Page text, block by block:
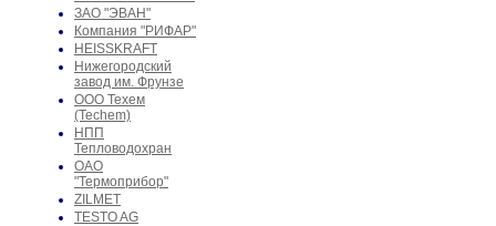
ЗАО "ЭВАН"
Компания "РИФАР"
HEISSKRAFT
Нижегородский
завод им. Фрунзе
ООО Техем
(Techem)
НПП
Тепловодохран
ОАО
"Термоприбор"
ZILMET
TESTO AG